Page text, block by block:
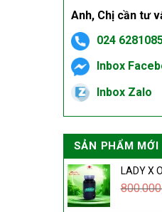
Anh, Chị cần tư
024
Inbox
Inbox Zalo
SẢN PHẨM MỚI
LADY X
800.000